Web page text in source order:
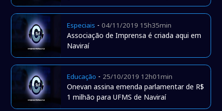
Especiais -04/11/2019 15h35min
Associação de Imprensa é criada aqui em
Naviraí
Educação - 25/10/2019 12h01min
Onevan assina emenda parlamentar de R$
1 milhão para UFMS de Naviraí